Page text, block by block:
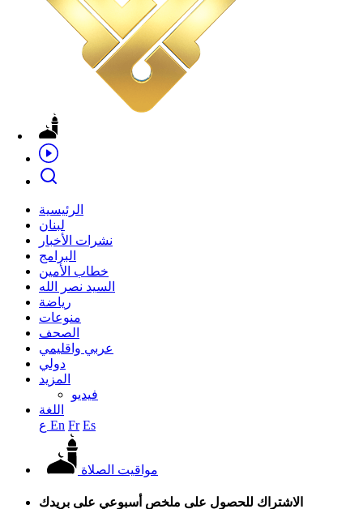
الرئيسية
لبنان
نشرات الأخبار
البرامج
خطاب الأمين
السيد نصر الله
رياضة
منوعات
الصحف
عربي واقليمي
دولي
المزيد
فيديو
اللغة
En Fr Es
مواقيت الصلاة
الاشتراك للحصول على ملخص أسبوعي على بريدك